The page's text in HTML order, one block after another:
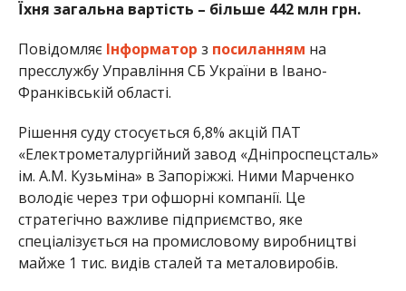
Їхня загальна вартість – більше 442 млн грн.
Повідомляє Інформатор з посиланням на
пресслужбу Управління СБ України в Івано-
Франківській області.
Рішення суду стосується 6,8% акцій ПАТ
«Електрометалургійний завод «Дніпроспецсталь»
ім. А.М. Кузьміна» в Запоріжжі. Ними Марченко
володіє через три офшорні компанії. Це
стратегічно важливе підприємство, яке
спеціалізується на промисловому виробництві
майже 1 тис. видів сталей та металовиробів.